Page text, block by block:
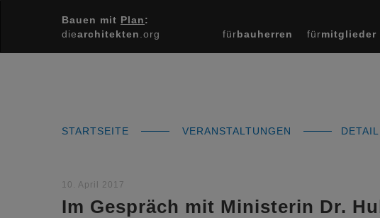
Bauen mit Plan:
diearchitekten .org fürbauherren fürmitglieder
STARTSEITE VERANSTALTUNGEN DETAIL
10. April 2017
Im Gespräch mit Ministerin Dr.